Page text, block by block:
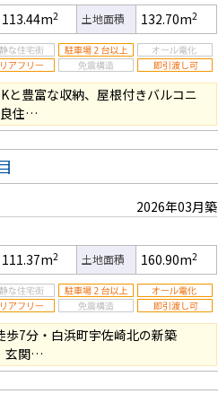
113.44m2 土地面積 132.70m2
と豊富な収納、屋根付きバルコニ
良住…
2026年03月築
111.37m2 土地面積 160.90m2
歩7分・白浜町宇佐崎北の新築
玄関…